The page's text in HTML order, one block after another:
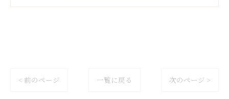
< 前のページ 一覧に戻る 次のページ >